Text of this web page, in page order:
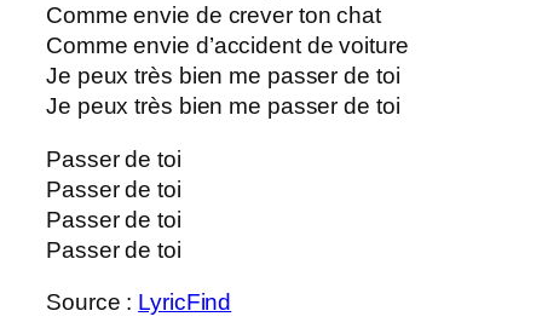
Comme envie de crever ton chat
Comme envie d’accident de voiture
Je peux très bien me passer de toi
Je peux très bien me passer de toi
Passer de toi
Passer de toi
Passer de toi
Passer de toi
Source : LyricFind